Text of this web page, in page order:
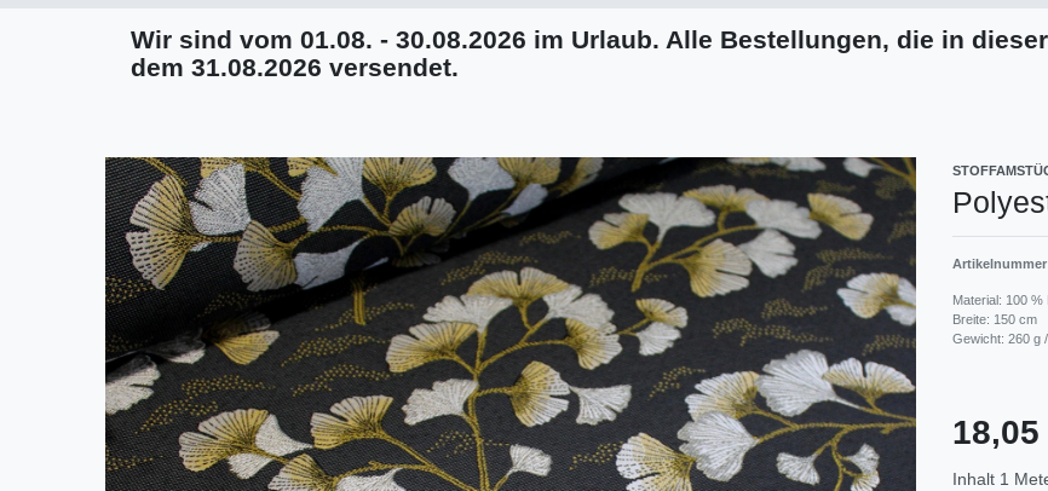
Wir sind vom 01.08. - 30.08.2026 im Urlaub. Alle Bestellungen, die in
dem 31.08.2026 versendet.
Artikelnummer
Material: 100 %
Breite: 150 cm
Gewicht: 260 g
18,05
Inhalt 1